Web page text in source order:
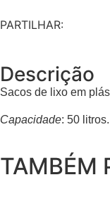
PARTILHAR:
Descrição
Sacos de lixo em
Capacidade: 50
TAMBÉM